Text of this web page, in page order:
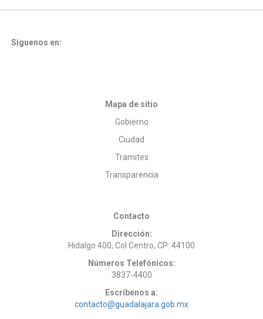
Siguenos en:
Mapa de sitio
Gobierno
Ciudad
Tramites
Transparencia
Contacto
Dirección:
Hidalgo 400, Col Centro, CP: 44100
Números Telefónicos:
3837-4400
Escríbenos a:
contacto@guadalajara.gob.mx